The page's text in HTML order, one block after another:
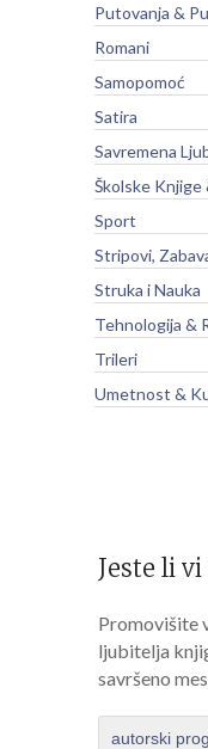
Putovanja &
Romani
Samopomoć
Satira
Savremena
Školske Knjige
Sport
Stripovi,
Struka i Nauka
Tehnologija &
Trileri
Umetnost &
Jeste li
Promovišite
ljubitelja
savršeno
autorski